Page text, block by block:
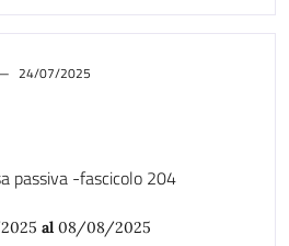
24/07/2025
passiva -fascicolo 204
al 08/08/2025